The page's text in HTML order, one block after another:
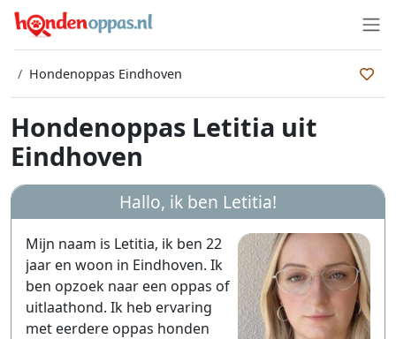
Hondenoppas Eindhoven
Hondenoppas Letitia uit
Eindhoven
Hallo, ik ben Letitia!
Mijn naam is Letitia, ik ben 22
jaar en woon in Eindhoven. Ik
ben opzoek naar een oppas of
uitlaathond. Ik heb ervaring
met eerdere oppas honden